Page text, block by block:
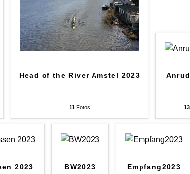
Head of the River Amstel 2023
11 Fotos 13
2023 BW2023 Empfang2023